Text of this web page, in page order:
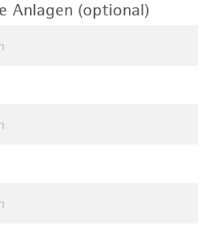
Anlagen (optional)